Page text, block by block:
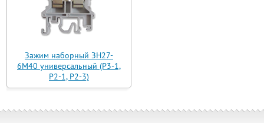
Зажим наборный ЗН27-
6М40 универсальный (Р3-1,
Р2-1, Р2-3)